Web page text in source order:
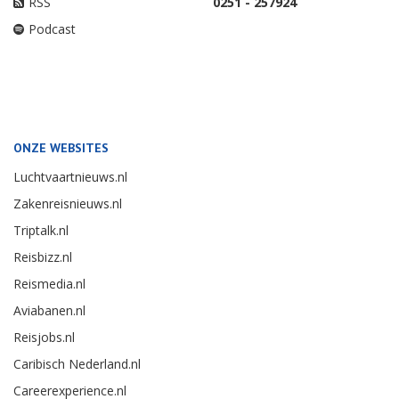
Podcast
ONZE WEBSITES
Luchtvaartnieuws.nl
Zakenreisnieuws.nl
Triptalk.nl
Reisbizz.nl
Reismedia.nl
Aviabanen.nl
Reisjobs.nl
Caribisch Nederland.nl
Careerexperience.nl